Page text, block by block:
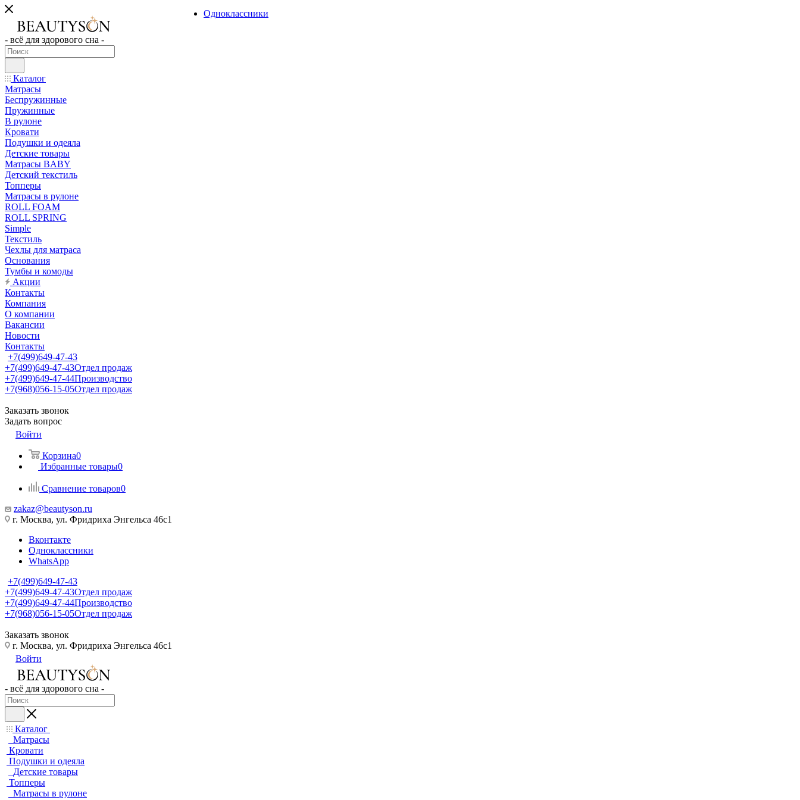
- всё для здорового сна -
Каталог
Матрасы
Беспружинные
Пружинные
В рулоне
Кровати
Подушки и одеяла
Детские товары
Матрасы BABY
Детский текстиль
Топперы
Матрасы в рулоне
ROLL FOAM
ROLL SPRING
Simple
Текстиль
Чехлы для матраса
Основания
Тумбы и комоды
Акции
Контакты
Компания
О компании
Вакансии
Новости
Контакты
+7(499)649-47-43
+7(499)649-47-43Отдел продаж
+7(499)649-47-44Производство
+7(968)056-15-05Отдел продаж
Заказать звонок
Задать вопрос
Войти
Корзина0
Избранные товары0
Сравнение товаров0
zakaz@beautyson.ru
г. Москва, ул. Фридриха Энгельса 46с1
Вконтакте
Одноклассники
WhatsApp
+7(499)649-47-43
+7(499)649-47-43Отдел продаж
+7(499)649-47-44Производство
+7(968)056-15-05Отдел продаж
Заказать звонок
Одноклассники
г. Москва, ул. Фридриха Энгельса 46с1
Войти
- всё для здорового сна -
Каталог
Матрасы
Кровати
Подушки и одеяла
Детские товары
Топперы
Матрасы в рулоне